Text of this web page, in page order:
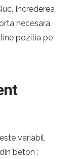
Increderea
necesara
pozitia pe
variabil,
beton ;